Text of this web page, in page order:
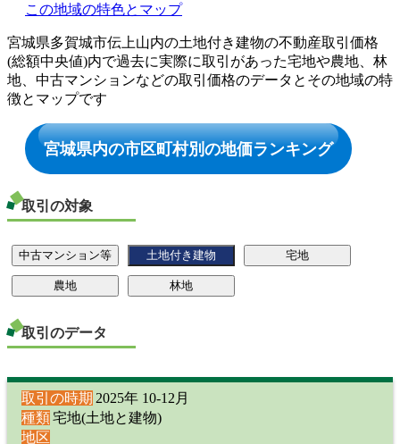
この地域の特色とマップ
宮城県多賀城市伝上山内の土地付き建物の不動産取引価格
(総額中央値)内で過去に実際に取引があった宅地や農地、林
地、中古マンションなどの取引価格のデータとその地域の特
徴とマップです
宮城県内の市区町村別の地価ランキング
取引の対象
取引のデータ
取引の時期 2025年 10-12月
種類 宅地(土地と建物)
地区